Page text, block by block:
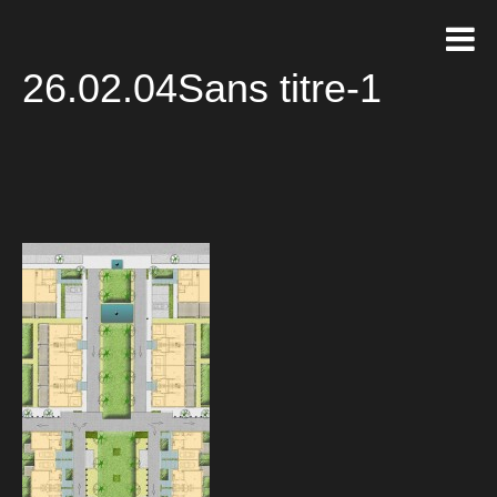
26.02.04Sans titre-1